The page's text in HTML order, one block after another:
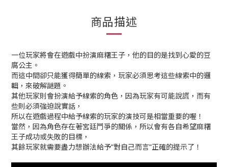
商品描述
一位玩家將會在遊戲中扮演麻糬王子，他的目的是找到心愛的豆
腐公主。
而這中間卻只能獲得簡單的線索，玩家必須思考這些線索中的邏
輯，來破解謎題。
其他玩家則會扮演給予線索的角色，因為玩家有可能說謊，而有
些則必須強迫說實話，
所以在遊戲過程中給予線索的玩家的演技可是相當重要的喔！
當然，因為角色存在著宮廷鬥爭的關係，所以會有各自希望麻糬
王子成功或失敗的目標，
其餘玩家就需要盡力想辦法給予”對自己而言”正確的提示了！